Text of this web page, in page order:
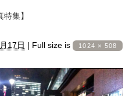
集】
17日 | Full size is 1024 × 508